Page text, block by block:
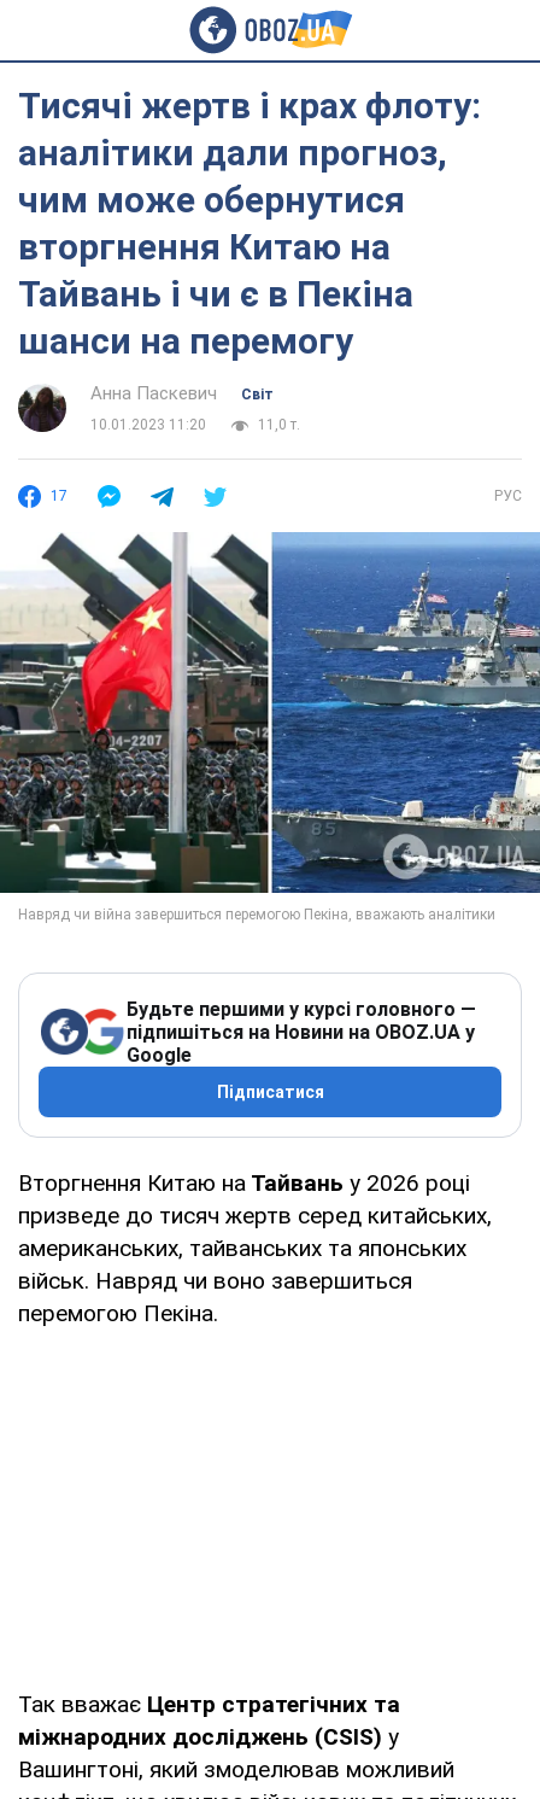
Тисячі жертв і крах флоту:
аналітики дали прогноз,
чим може обернутися
вторгнення Китаю на
Тайвань і чи є в Пекіна
шанси на перемогу
Анна Паскевич
Світ
10.01.2023 11:20
11,0 т.
17 РУС
Будьте першими у курсі головного —
підпишіться на Новини на OBOZ.UA у
Google
Підписатися
Вторгнення Китаю на Тайвань у 2026 році
призведе до тисяч жертв серед китайських,
американських, тайванських та японських
військ. Навряд чи воно завершиться
перемогою Пекіна.
Так вважає Центр стратегічних та
міжнародних досліджень (CSIS) у
Вашингтоні, який змоделював можливий